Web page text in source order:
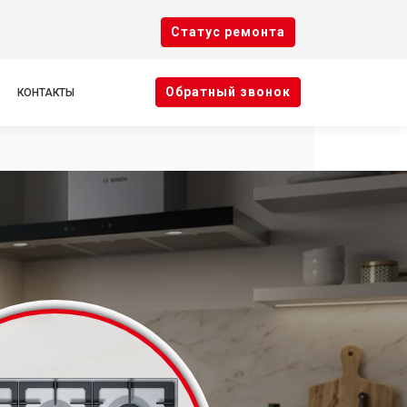
Cтатус ремонта
КОНТАКТЫ Oбратный звонок